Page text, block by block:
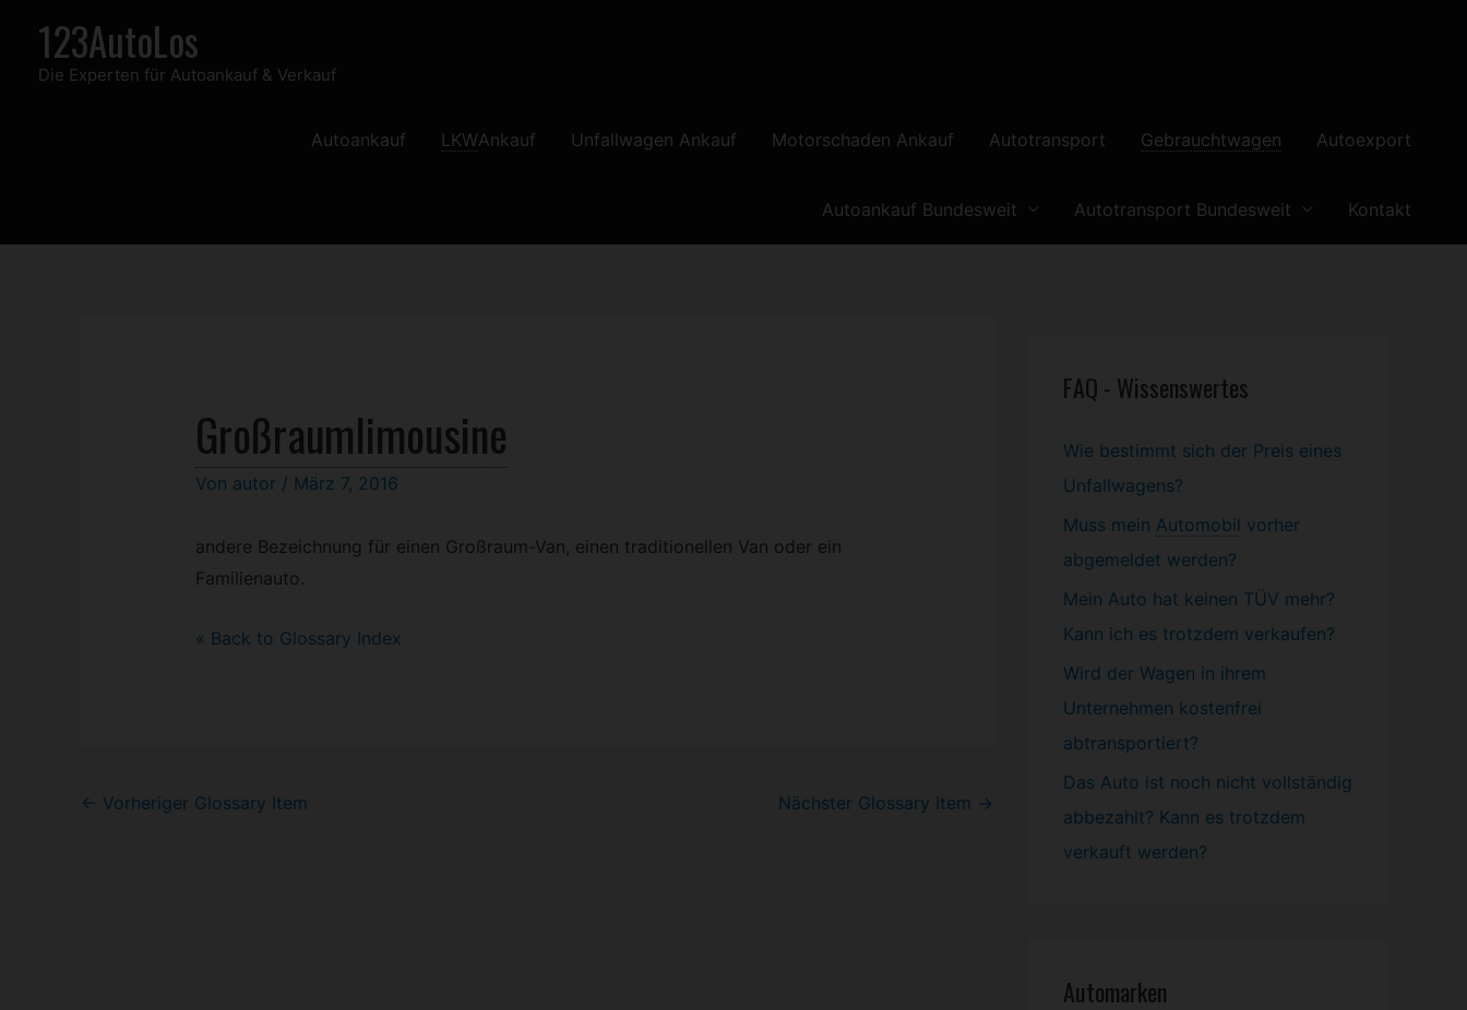
springen
123AutoLos
Die Experten für Autoankauf & Verkauf
Autoankauf LKWAnkauf Unfallwagen Ankauf Motorschaden Ankauf Autotransport Gebrauchtwagen Autoexport
Autoankauf Bundesweit Autotransport Bundesweit Kontakt
Großraumlimousine
Von autor / März 7, 2016
andere Bezeichnung für einen Großraum-Van, einen traditionellen Van oder ein
Familienauto.
« Back to Glossary Index
Post
← Vorheriger Glossary Item Nächster Glossary Item →
FAQ - Wissenswertes
Wie bestimmt sich der Preis eines
Unfallwagens?
Muss mein Automobil vorher
abgemeldet werden?
Mein Auto hat keinen TÜV mehr?
Kann ich es trotzdem verkaufen?
Wird der Wagen in ihrem
Unternehmen kostenfrei
abtransportiert?
Das Auto ist noch nicht vollständig
abbezahlt? Kann es trotzdem
verkauft werden?
Automarken